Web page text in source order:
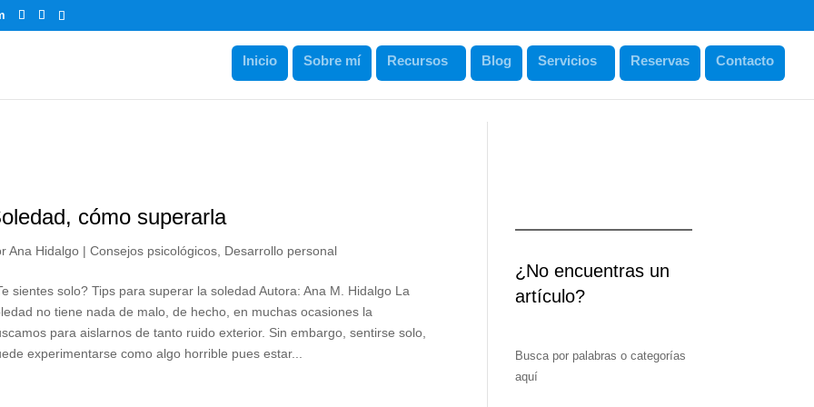
Inicio Sobre mí Recursos Blog Servicios Reservas Contacto
cómo superarla
Ana Hidalgo |Consejos psicológicos Desarrollo personal
sientes solo? Tips para superar la soledad Autora: Ana M. Hidalgo La
no tiene nada de malo, de hecho, en muchas ocasiones la
para aislarnos de tanto ruido exterior. Sin embargo, sentirse solo,
experimentarse como algo horrible pues estar...
¿No encuentras un
artículo?
Busca por palabras o categorías
aquí